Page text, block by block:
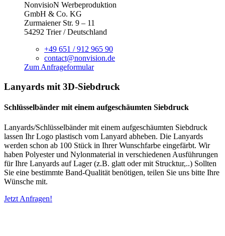
NonvisioN Werbeproduktion
GmbH & Co. KG
Zurmaiener Str. 9 – 11
54292 Trier / Deutschland
+49 651 / 912 965 90
contact@nonvision.de
Zum Anfrageformular
Lanyards mit 3D-Siebdruck
Schlüsselbänder mit einem aufgeschäumten Siebdruck
Lanyards/Schlüsselbänder mit einem aufgeschäumten Siebdruck
lassen Ihr Logo plastisch vom Lanyard abheben. Die Lanyards
werden schon ab 100 Stück in Ihrer Wunschfarbe eingefärbt. Wir
haben Polyester und Nylonmaterial in verschiedenen Ausführungen
für Ihre Lanyards auf Lager (z.B. glatt oder mit Strucktur,..) Sollten
Sie eine bestimmte Band-Qualität benötigen, teilen Sie uns bitte Ihre
Wünsche mit.
Jetzt Anfragen!